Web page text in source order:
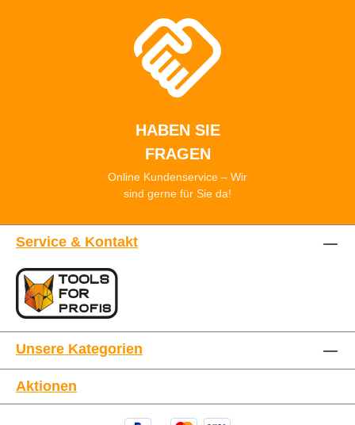
HABEN SIE
FRAGEN
Online Kundenservice – Wir
sind gerne für Sie da!
Service & Kontakt
Unsere Kategorien
Aktionen